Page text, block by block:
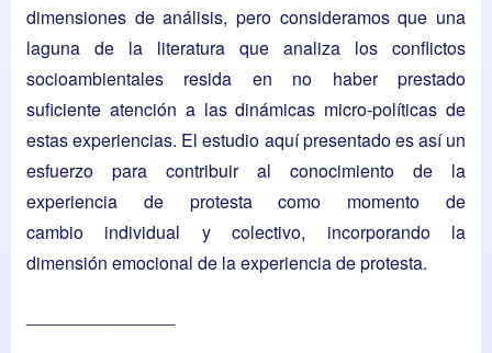
dimensiones de análisis, pero consideramos que una
laguna de la literatura que analiza los conflictos
socioambientales resida en no haber prestado
suficiente atención a las dinámicas micro-políticas de
estas experiencias. El estudio aquí presentado es así un
esfuerzo para contribuir al conocimiento de la
experiencia de protesta como momento de
cambio individual y colectivo, incorporando la
dimensión emocional de la experiencia de protesta.